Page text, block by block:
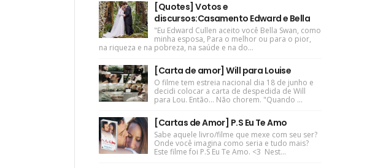
[Quotes] Votos e
discursos:Casamento Edward e Bella
"Eu Edward Cullen aceito você Bella Swan, como
minha esposa, Para o melhor ou para o pior,
na riqueza e na pobreza, na saúde e na do...
[Carta de amor] Will para Louise
O filme tem estreia nacional dia 18 de junho e
decidi colocar a carta de despedida de Will
para Lou. Então... Não chorem. "Quando ...
[Cartas de Amor] P.S Eu Te Amo
Sabe aquele livro/filme que mexe com seu ser?
Onde você imagina como seria e tudo mais?
Este filme foi P.S Eu Te Amo. <3 Nest...